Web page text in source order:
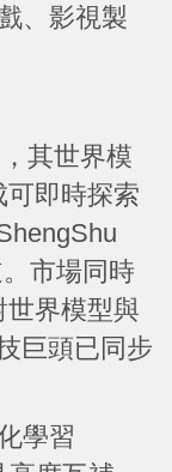
、影視製
其世界模
即時探索
市場同時
世界模型與
巨頭已同步
學習